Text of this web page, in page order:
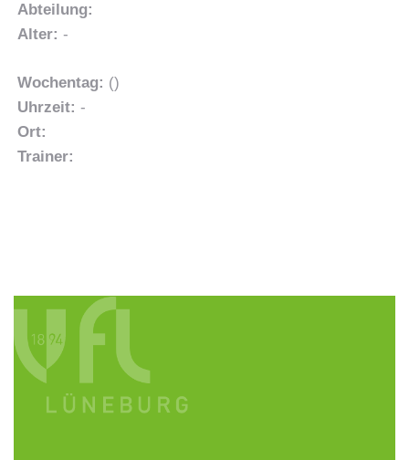
Abteilung:
Alter: -
Wochentag: ()
Uhrzeit: -
Ort:
Trainer: